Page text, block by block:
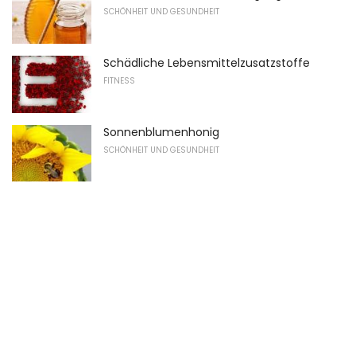
SCHÖNHEIT UND GESUNDHEIT
Schädliche Lebensmittelzusatzstoffe
FITNESS
Sonnenblumenhonig
SCHÖNHEIT UND GESUNDHEIT